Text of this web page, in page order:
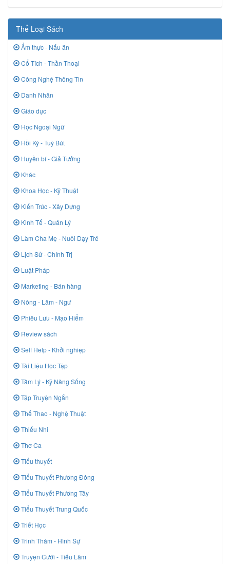
Thể Loại Sách
Ẩm thực - Nấu ăn
Cổ Tích - Thần Thoại
Công Nghệ Thông Tin
Danh Nhân
Giáo dục
Học Ngoại Ngữ
Hồi Ký - Tuỳ Bút
Huyền bí - Giả Tưởng
Khác
Khoa Học - Kỹ Thuật
Kiến Trúc - Xây Dựng
Kinh Tế - Quản Lý
Làm Cha Mẹ - Nuôi Dạy Trẻ
Lịch Sử - Chính Trị
Luật Pháp
Marketing - Bán hàng
Nông - Lâm - Ngư
Phiêu Lưu - Mạo Hiểm
Review sách
Self Help - Khởi nghiệp
Tài Liệu Học Tập
Tâm Lý - Kỹ Năng Sống
Tập Truyện Ngắn
Thể Thao - Nghệ Thuật
Thiếu Nhi
Thơ Ca
Tiểu thuyết
Tiểu Thuyết Phương Đông
Tiểu Thuyết Phương Tây
Tiểu Thuyết Trung Quốc
Triết Học
Trinh Thám - Hình Sự
Truyện Cười - Tiếu Lâm